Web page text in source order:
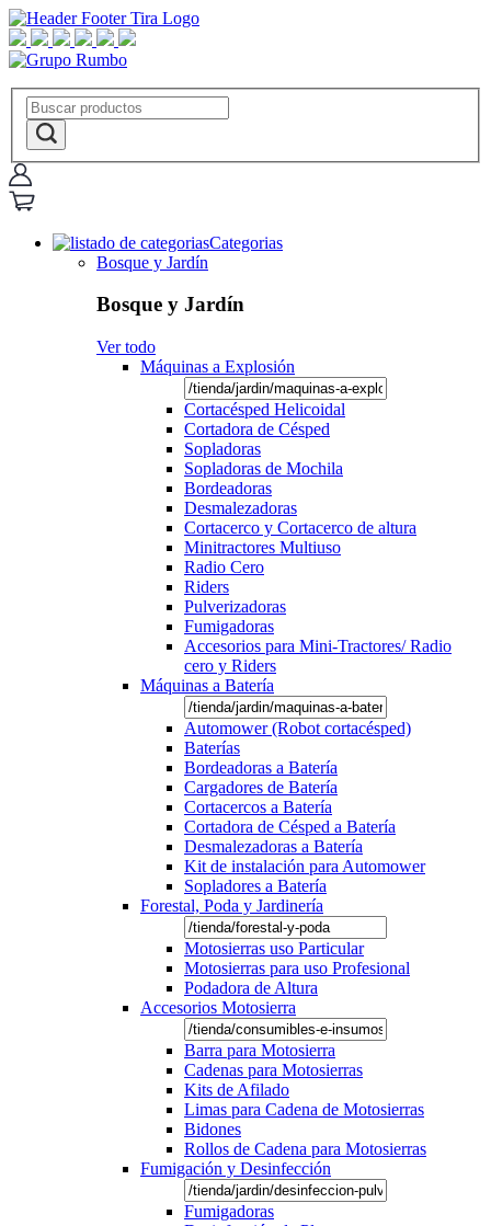
Categorias
Bosque y Jardín
Bosque y Jardín
Ver todo
Máquinas a Explosión
Cortacésped Helicoidal
Cortadora de Césped
Sopladoras
Sopladoras de Mochila
Bordeadoras
Desmalezadoras
Cortacerco y Cortacerco de altura
Minitractores Multiuso
Radio Cero
Riders
Pulverizadoras
Fumigadoras
Accesorios para Mini-Tractores/ Radio
cero y Riders
Máquinas a Batería
Automower (Robot cortacésped)
Baterías
Bordeadoras a Batería
Cargadores de Batería
Cortacercos a Batería
Cortadora de Césped a Batería
Desmalezadoras a Batería
Kit de instalación para Automower
Sopladores a Batería
Forestal, Poda y Jardinería
Motosierras uso Particular
Motosierras para uso Profesional
Podadora de Altura
Accesorios Motosierra
Barra para Motosierra
Cadenas para Motosierras
Kits de Afilado
Limas para Cadena de Motosierras
Bidones
Rollos de Cadena para Motosierras
Fumigación y Desinfección
Fumigadoras